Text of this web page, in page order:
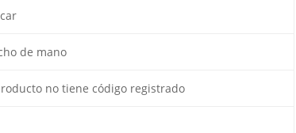
de mano
no tiene código registrado